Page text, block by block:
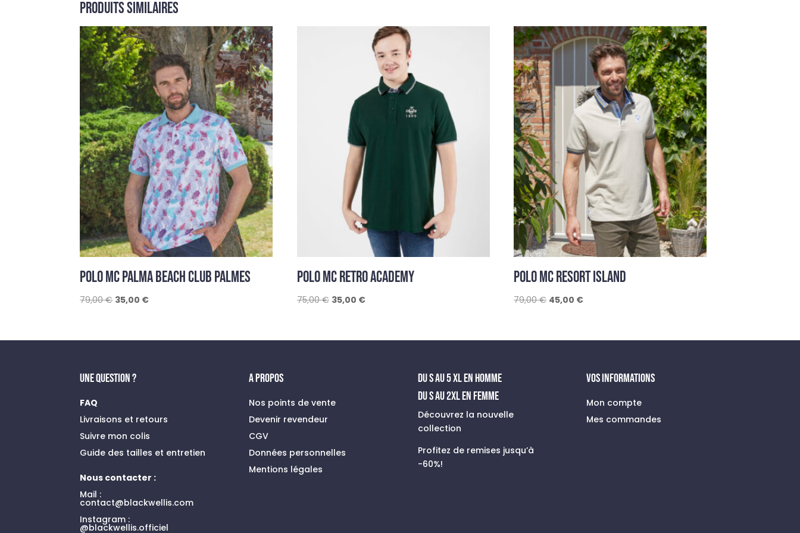
Produits similaires
POLO MC PALMA BEACH CLUB PALMES
79,00€ Le
était :
35,00 €Le
est :
POLO MC RETRO ACADEMY
75,00€ Le
était :
35,00 €Le
est :
POLO MC RESORT ISLAND
79,00€ Le
était :
45,00 €Le
est :
UNE QUESTION ?
FAQ
Livraisons et retours
Suivre mon colis
Guide des tailles et entretien
Nous contacter :
Mail :
contact@blackwellis.com
Instagram :
@blackwellis.officiel
A PROPOS
Nos points de vente
Devenir revendeur
CGV
Données personnelles
Mentions légales
du s au 5 xl en homme
Du S au 2XL en FEMME
Découvrez la nouvelle
collection
Profitez de remises jusqu’à
-60%!
VOS INFORMATIONS
Mon compte
Mes commandes